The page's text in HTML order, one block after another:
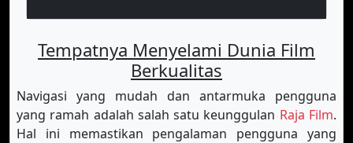
Tempatnya Menyelami Dunia Film
Berkualitas
Navigasi yang mudah dan antarmuka pengguna
yang ramah adalah salah satu keunggulan Raja Film.
Hal ini memastikan pengalaman pengguna yang